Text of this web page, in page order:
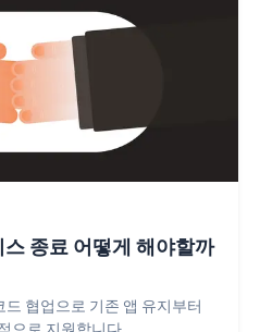
종료 어떻게 해야할까
협업으로 기존 앱 유지부터